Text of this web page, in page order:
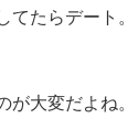
てたらデート。
が大変だよね。